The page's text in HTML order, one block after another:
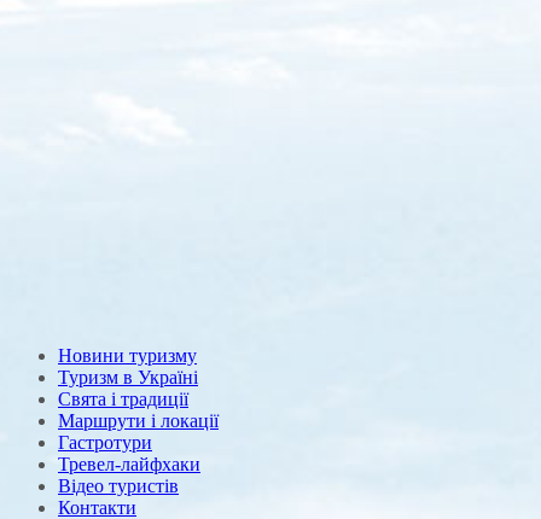
Новини туризму
Туризм в Україні
Свята і традиції
Маршрути і локації
Гастротури
Тревел-лайфхаки
Відео туристів
Контакти